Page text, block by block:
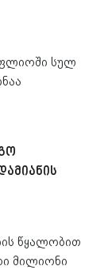
სულ
წყალობით
მილიონი